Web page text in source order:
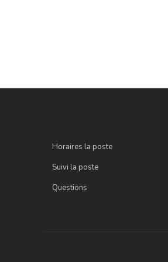
Horaires la poste
Suivi la poste
Questions